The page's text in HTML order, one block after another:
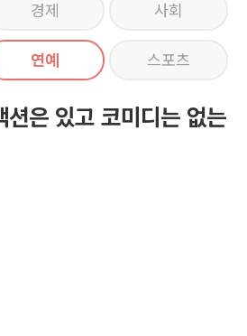
경제 사회
연예 스포츠
은 있고 코미디는 없는